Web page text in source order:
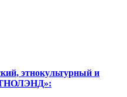
этнокультурный и